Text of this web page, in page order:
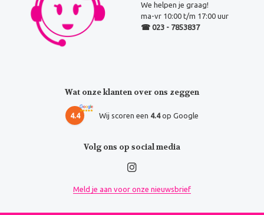
We helpen je graag!
ma-vr 10:00 t/m 17:00 uur
☎ 023 - 7853837
Wat onze klanten over ons zeggen
4.4 Wij scoren een 4.4op Google
Volg ons op social media
Meld je aan voor onze nieuwsbrief